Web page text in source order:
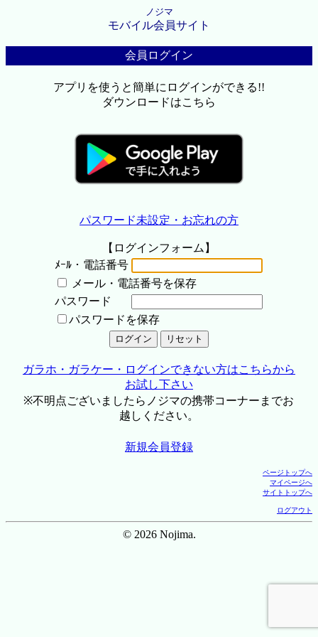
ノジマ
モバイル会員サイト
会員ログイン
アプリを使うと簡単にログインができる!!
ダウンロードはこちら
パスワード未設定・お忘れの方
【ログインフォーム】
ﾒｰﾙ・電話番号
メール・電話番号を保存
パスワード
パスワードを保存
ガラホ・ガラケー・ログインできない方はこちらから
お試し下さい
※不明点ございましたらノジマの携帯コーナーまでお
越しください。
新規会員登録
ページトップへ
マイページへ
サイトトップへ
ログアウト
© 2026 Nojima.